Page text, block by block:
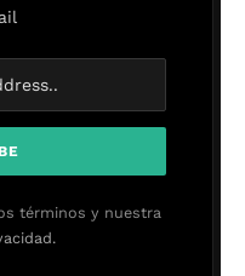
términos y nuestra